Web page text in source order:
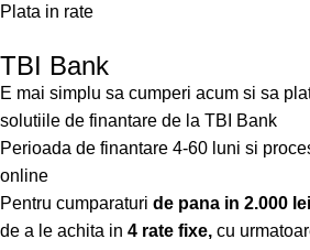
Plata in rate
TBI Bank
E mai simplu sa cumperi acum si sa
solutiile de finantare de la TBI Bank
Perioada de finantare 4-60 luni si
online
Pentru cumparaturi de pana in 2.000
de a le achita in 4 rate fixe, cu